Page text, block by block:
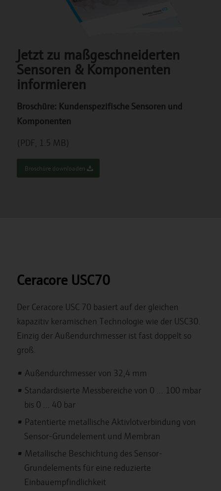
Jetzt zu maßgeschneiderten
Sensoren & Komponenten
informieren
Broschüre: Kundenspezifische Sensoren und
Komponenten
(PDF, 1.5 MB)
Broschüre downloaden
Ceracore USC70
Der Ceracore USC 70 basiert auf der gleichen
kapazitiv keramischen Technologie wie der USC30.
Einzig der Außendurchmesser ist fast doppelt so
groß.
Außendurchmesser von 32,4 mm
Standardisierte Messbereiche von 0 … 100 mbar
bis 0 … 40 bar
Patentierte metallische Aktivlotverbindung von
Sensor-Grundelement und Membran
Metallische Beschichtung des Sensor-
Grundelements für eine reduzierte
Einbauempfindlichkeit